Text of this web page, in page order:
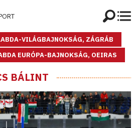
VILÁGBAJNOKSÁG, ZÁGRÁB
EURÓPA-BAJNOKSÁG, OEIRAS
BÁLINT